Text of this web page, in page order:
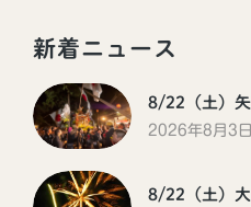
新着ニュース
8/22（土）
2026年8月3日
8/22（土）